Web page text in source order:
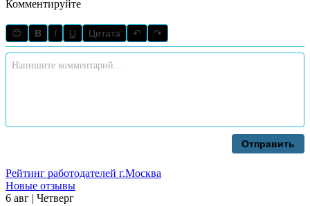
Комментируйте
😊 B I U Цитата ↶ ↷
Отправить
Рейтинг работодателей г.Москва
Новые отзывы
6 авг | Четверг